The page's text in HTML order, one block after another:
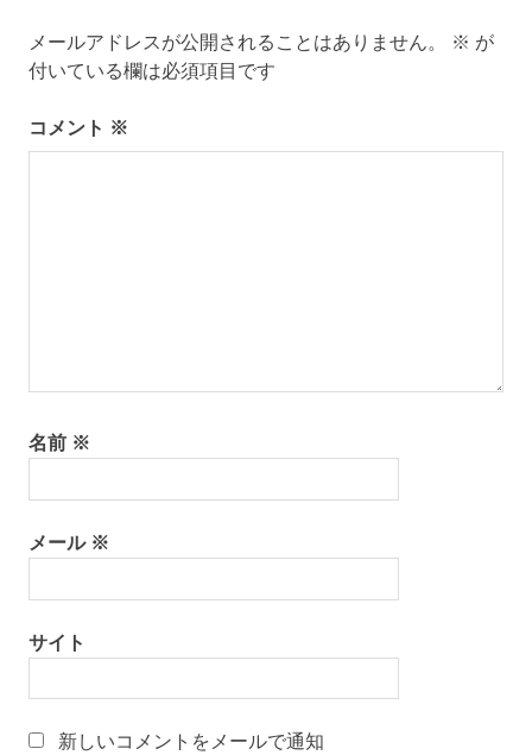
タ
和
化
の
有
山
の
舗
ー
シ
ョ
メールアドレスが公開されることはありません。 ※ が
付いている欄は必須項目です
コメント ※
名前 ※
メール ※
サイト
新しいコメントをメールで通知